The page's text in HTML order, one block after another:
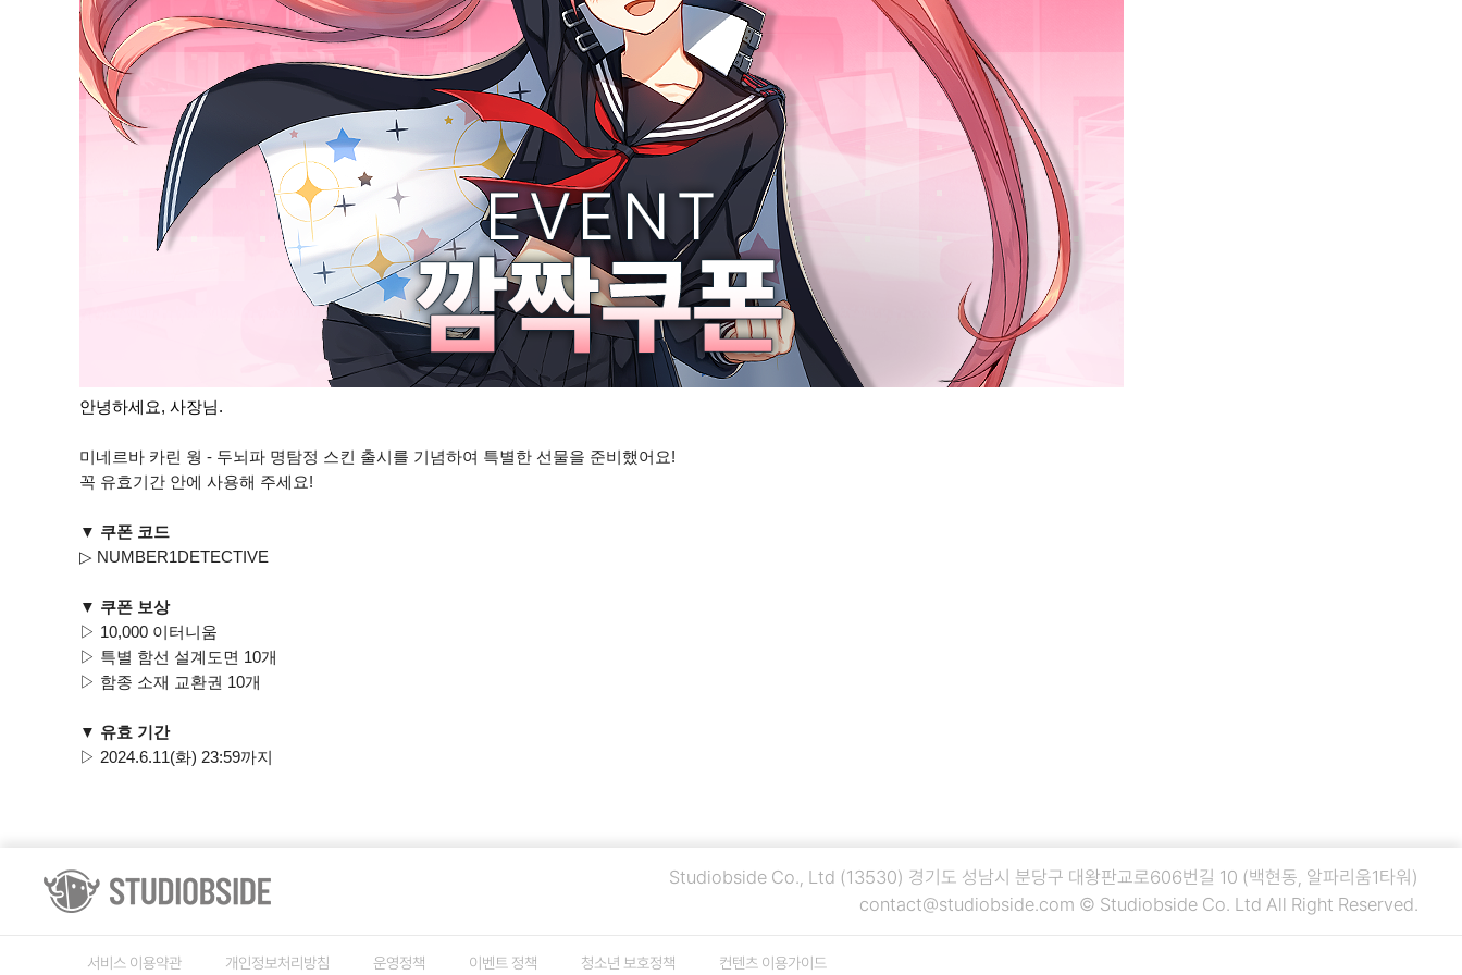
안녕하세요, 사장님.
미네르바 카린 웡 - 두뇌파 명탐정 스킨 출시를 기념하여 특별한 선물을 준비했어요!
꼭 유효기간 안에 사용해 주세요!
▼ 쿠폰 코드
▷ NUMBER1DETECTIVE
▼ 쿠폰 보상
▷ 10,000 이터니움
▷ 특별 함선 설계도면 10개
▷ 함종 소재 교환권 10개
▼ 유효 기간
▷ 2024.6.11(화) 23:59까지
Studiobside Co., Ltd (13530) 경기도 성남시 분당구 대왕판교로606번길 10 (백현동, 알파리움1타워)
contact@studiobside.com © Studiobside Co. Ltd All Right Reserved.
서비스 이용약관 개인정보처리방침 운영정책 이벤트 정책 청소년 보호정책 컨텐츠 이용가이드